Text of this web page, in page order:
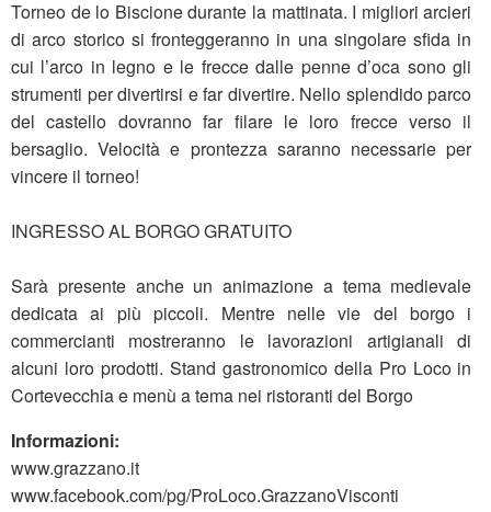
Torneo de lo Biscione durante la mattinata. I migliori arcieri
di arco storico si fronteggeranno in una singolare sfida in
cui l’arco in legno e le frecce dalle penne d’oca sono gli
strumenti per divertirsi e far divertire. Nello splendido parco
del castello dovranno far filare le loro frecce verso il
bersaglio. Velocità e prontezza saranno necessarie per
vincere il torneo!
INGRESSO AL BORGO GRATUITO
Sarà presente anche un animazione a tema medievale
dedicata ai più piccoli. Mentre nelle vie del borgo i
commercianti mostreranno le lavorazioni artigianali di
alcuni loro prodotti. Stand gastronomico della Pro Loco in
Cortevecchia e menù a tema nei ristoranti del Borgo
Informazioni:
www.grazzano.it
www.facebook.com/pg/ProLoco.GrazzanoVisconti